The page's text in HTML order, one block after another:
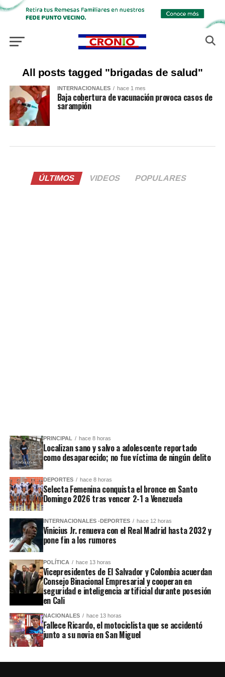
All posts tagged "brigadas de salud"
INTERNACIONALES hace 1 mes
Baja cobertura de vacunación provoca casos de
sarampión
ÚLTIMOS VIDEOS POPULARES
PRINCIPAL hace 8 horas
Localizan sano y salvo a adolescente reportado
como desaparecido; no fue víctima de ningún delito
DEPORTES hace 8 horas
Selecta Femenina conquista el bronce en Santo
Domingo 2026 tras vencer 2-1 a Venezuela
INTERNACIONALES -DEPORTES hace 12 horas
Vinicius Jr. renueva con el Real Madrid hasta 2032 y
pone fin a los rumores
POLÍTICA hace 13 horas
Vicepresidentes de El Salvador y Colombia acuerdan
Consejo Binacional Empresarial y cooperan en
seguridad e inteligencia artificial durante posesión
en Cali
NACIONALES hace 13 horas
Fallece Ricardo, el motociclista que se accidentó
junto a su novia en San Miguel